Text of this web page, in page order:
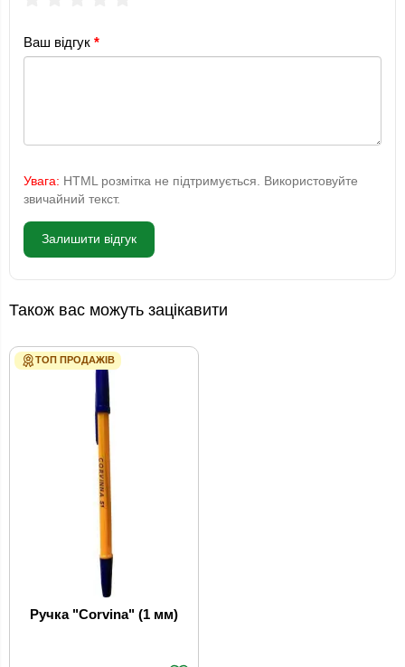
Ваш відгук
Увага: HTML розмітка не підтримується. Використовуйте
звичайний текст.
Залишити відгук
Також вас можуть зацікавити
ТОП ПРОДАЖІВ
Ручка "Corvina" (1 мм)